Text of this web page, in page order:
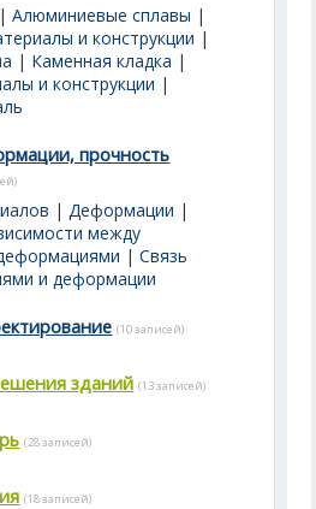
|Алюминиевые сплавы |
и конструкции |
| Каменная кладка |
и конструкции |
прочность
|Деформации |
между
|Связь
и деформации
(10 записей)
зданий (13 записей)
(28 записей)
(18 записей)